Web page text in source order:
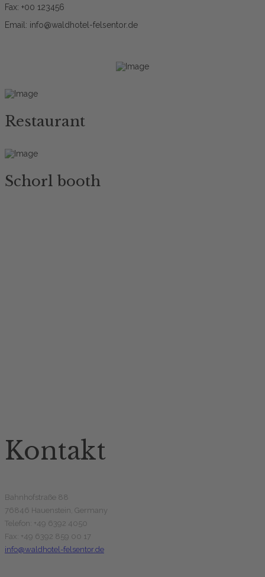
Fax: +00 123456
Email: info@waldhotel-felsentor.de
Restaurant
Schorl booth
Kontakt
Bahnhofstraße 88
76846 Hauenstein, Germany
Telefon: +49 6392 4050
Fax: +49 6392 859 00 17
info@waldhotel-felsentor.de